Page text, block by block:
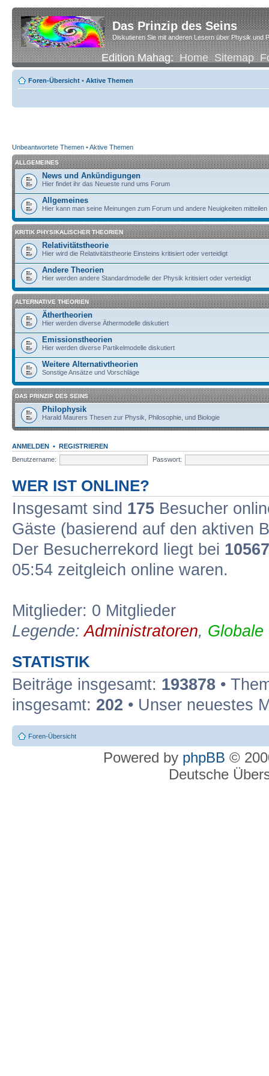
Das Prinzip des Seins
Diskutieren Sie mit anderen Lesern über Physik und
Edition Mahag:Home Sitemap
Foren-Übersicht • Aktive Themen
Unbeantwortete Themen •Aktive Themen
ALLGEMEINES
News und Ankündigungen
Hier findet ihr das Neueste rund ums Forum
Allgemeines
Hier kann man seine Meinungen zum Forum und andere Neuigkeiten mitteilen
KRITIK PHYSIKALISCHER THEORIEN
Relativitätstheorie
Hier wird die Relativitätstheorie Einsteins kritisiert oder verteidigt
Andere Theorien
Hier werden andere Standardmodelle der Physik kritisiert oder verteidigt
ALTERNATIVE THEORIEN
Äthertheorien
Hier werden diverse Äthermodelle diskutiert
Emissionstheorien
Hier werden diverse Partikelmodelle diskutiert
Weitere Alternativtheorien
Sonstige Ansätze und Vorschläge
DAS PRINZIP DES SEINS
Philophysik
Harald Maurers Thesen zur Physik, Philosophie, und Biologie
ANMELDEN • REGISTRIEREN
Benutzername:
Passwort:
WER IST ONLINE?
Insgesamt sind 175 Besucher
Gäste (basierend auf den aktiven
Der Besucherrekord liegt bei 10567
05:54 zeitgleich online waren.
Mitglieder: 0 Mitglieder
Legende:Administratoren, Globale
STATISTIK
Beiträge insgesamt: 193878 •
insgesamt: 202 • Unser neuestes
Foren-Übersicht
Powered by phpBB ©
Deutsche